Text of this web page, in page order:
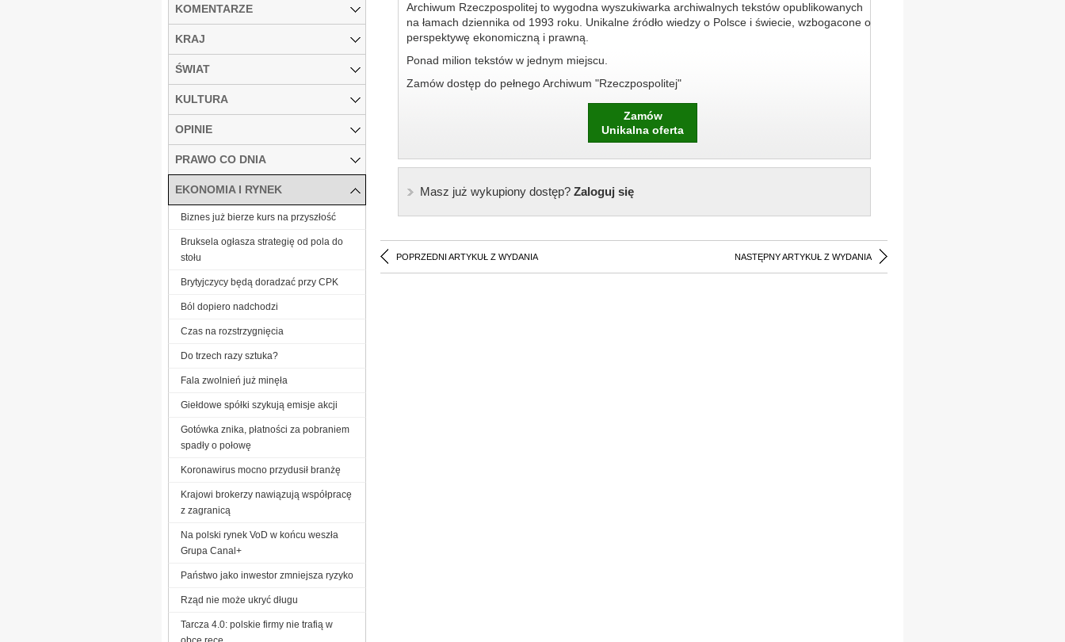
Archiwum Rzeczpospolitej to wygodna wyszukiwarka archiwalnych tekstów opublikowanych
na łamach dziennika od 1993 roku. Unikalne źródło wiedzy o Polsce i świecie, wzbogacone o
perspektywę ekonomiczną i prawną.
Ponad milion tekstów w jednym miejscu.
Zamów dostęp do pełnego Archiwum "Rzeczpospolitej"
Zamów
Unikalna oferta
Masz już wykupiony dostęp?Zaloguj się
POPRZEDNI ARTYKUŁ Z WYDANIA NASTĘPNY ARTYKUŁ Z WYDANIA
KOMENTARZE
KRAJ
ŚWIAT
KULTURA
OPINIE
PRAWO CO DNIA
EKONOMIA I RYNEK
Biznes już bierze kurs na przyszłość
Bruksela ogłasza strategię od pola do
stołu
Brytyjczycy będą doradzać przy CPK
Ból dopiero nadchodzi
Czas na rozstrzygnięcia
Do trzech razy sztuka?
Fala zwolnień już minęła
Giełdowe spółki szykują emisje akcji
Gotówka znika, płatności za pobraniem
spadły o połowę
Koronawirus mocno przydusił branżę
Krajowi brokerzy nawiązują współpracę
z zagranicą
Na polski rynek VoD w końcu weszła
Grupa Canal+
Państwo jako inwestor zmniejsza ryzyko
Rząd nie może ukryć długu
Tarcza 4.0: polskie firmy nie trafią w